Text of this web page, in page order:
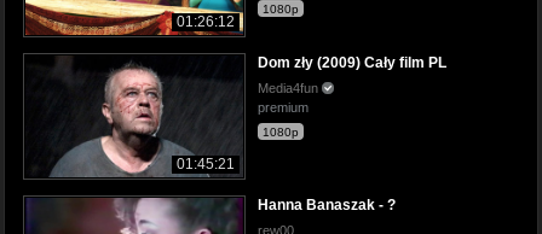
01:26:12
1080p
01:45:21
Dom zły (2009) Cały film PL
Media4fun
premium
1080p
Hanna Banaszak - ?
rew00